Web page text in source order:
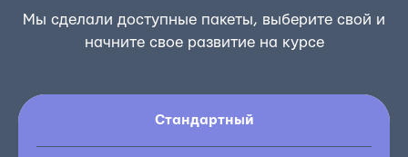
Мы сделали доступные пакеты, выберите свой и
начните свое развитие на курсе
Стандартный